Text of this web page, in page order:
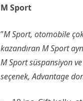
M Sport
”M Sport, otomobile
kazandıran M Sport
M Sport süspansiyon
seçenek, Advantage